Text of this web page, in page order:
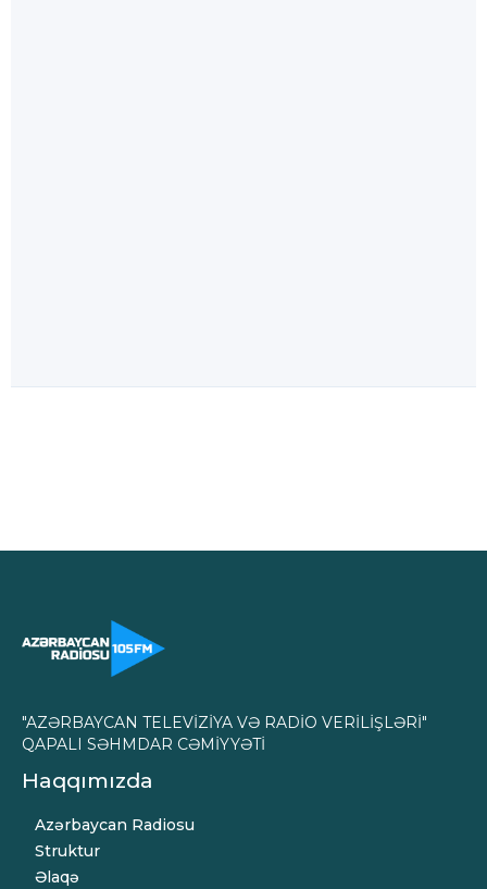
"AZƏRBAYCAN TELEVİZİYA VƏ RADİO VERİLİŞLƏRİ"
QAPALI SƏHMDAR CƏMİYYƏTİ
Haqqımızda
Azərbaycan Radiosu
Struktur
Əlaqə